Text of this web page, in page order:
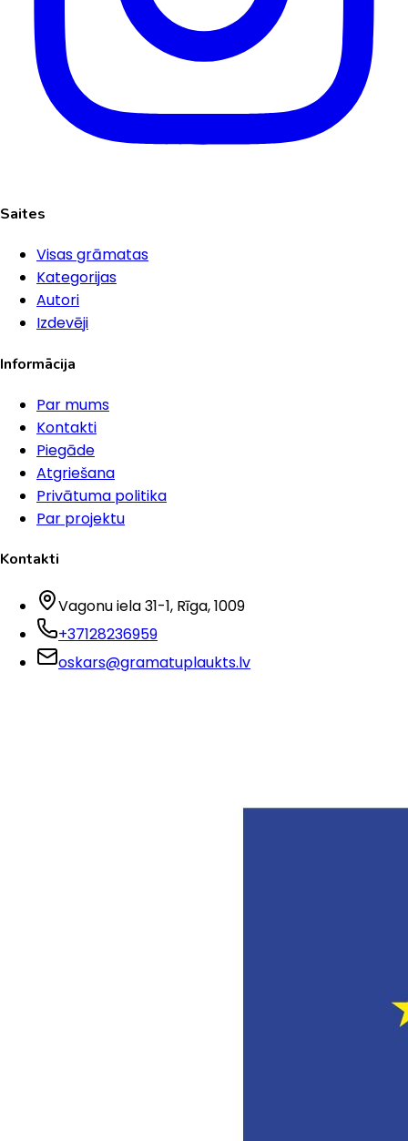
Saites
Visas grāmatas
Kategorijas
Autori
Izdevēji
Informācija
Par mums
Kontakti
Piegāde
Atgriešana
Privātuma politika
Par projektu
Kontakti
Vagonu iela 31-1, Rīga, 1009
+37128236959
oskars@gramatuplaukts.lv